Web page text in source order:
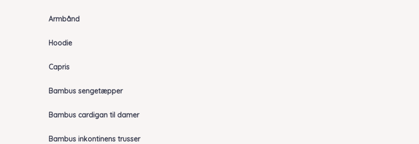
Armbånd
Hoodie
Capris
Bambus sengetæpper
Bambus cardigan til damer
Bambus inkontinens trusser